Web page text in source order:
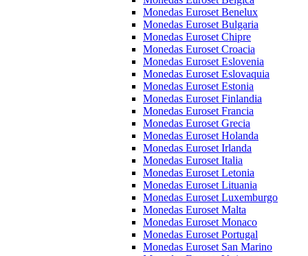
Monedas Euroset Benelux
Monedas Euroset Bulgaria
Monedas Euroset Chipre
Monedas Euroset Croacia
Monedas Euroset Eslovenia
Monedas Euroset Eslovaquia
Monedas Euroset Estonia
Monedas Euroset Finlandia
Monedas Euroset Francia
Monedas Euroset Grecia
Monedas Euroset Holanda
Monedas Euroset Irlanda
Monedas Euroset Italia
Monedas Euroset Letonia
Monedas Euroset Lituania
Monedas Euroset Luxemburgo
Monedas Euroset Malta
Monedas Euroset Monaco
Monedas Euroset Portugal
Monedas Euroset San Marino